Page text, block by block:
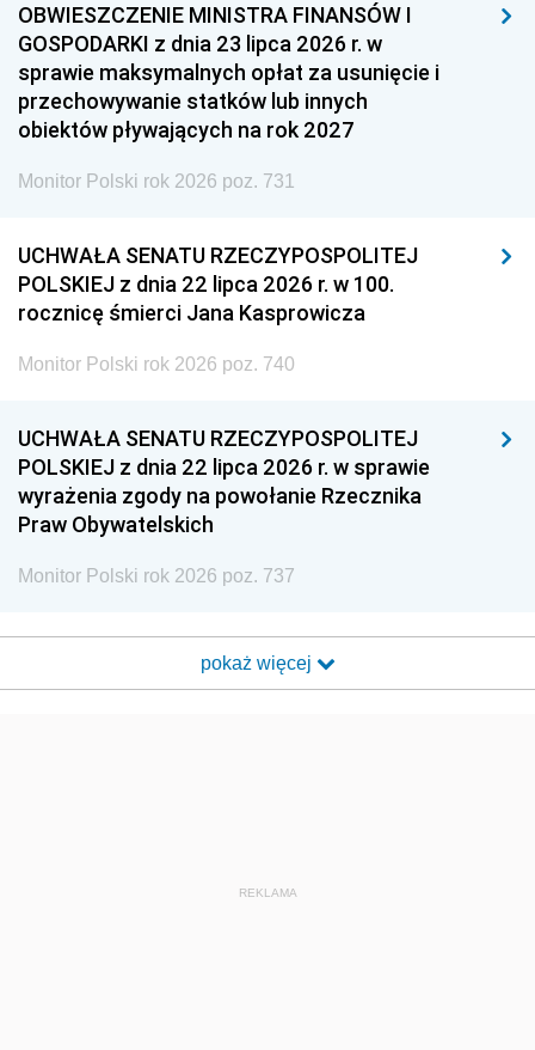
OBWIESZCZENIE MINISTRA FINANSÓW I
GOSPODARKI z dnia 23 lipca 2026 r. w
sprawie maksymalnych opłat za usunięcie i
przechowywanie statków lub innych
obiektów pływających na rok 2027
Monitor Polski rok 2026 poz. 731
UCHWAŁA SENATU RZECZYPOSPOLITEJ
POLSKIEJ z dnia 22 lipca 2026 r. w 100.
rocznicę śmierci Jana Kasprowicza
Monitor Polski rok 2026 poz. 740
UCHWAŁA SENATU RZECZYPOSPOLITEJ
POLSKIEJ z dnia 22 lipca 2026 r. w sprawie
wyrażenia zgody na powołanie Rzecznika
Praw Obywatelskich
Monitor Polski rok 2026 poz. 737
pokaż więcej
REKLAMA